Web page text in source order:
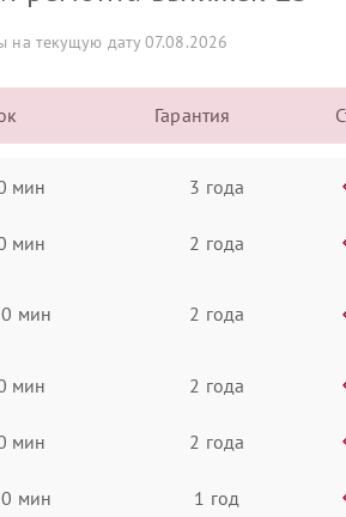
на текущую дату 07.08.2026
Гарантия
мин 3 года
мин 2 года
мин 2 года
мин 2 года
мин 2 года
мин 1 год